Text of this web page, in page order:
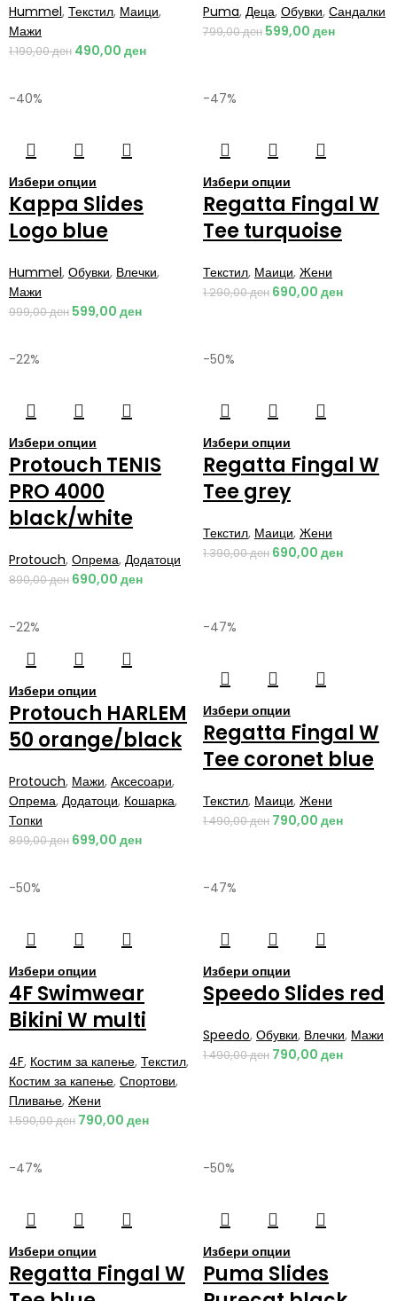
Hummel, Текстил, Маици,
Мажи
1.190,00ден 490,00 ден
Puma, Деца, Обувки, Сандалки
799,00ден 599,00 ден
-40%
Избери опции
Kappa Slides
Logo blue
Hummel, Обувки, Влечки,
Мажи
999,00ден 599,00 ден
-47%
Избери опции
Regatta Fingal W
Tee turquoise
Текстил, Маици, Жени
1.290,00ден 690,00 ден
-22%
Избери опции
Protouch TENIS
PRO 4000
black/white
Protouch, Опрема, Додатоци
890,00ден 690,00 ден
-50%
Избери опции
Regatta Fingal W
Tee grey
Текстил, Маици, Жени
1.390,00ден 690,00 ден
-22%
Избери опции
Protouch HARLEM
50 orange/black
Protouch, Мажи, Аксесоари,
Опрема, Додатоци, Кошарка,
Топки
899,00ден 699,00 ден
-47%
Избери опции
Regatta Fingal W
Tee coronet blue
Текстил, Маици, Жени
1.490,00ден 790,00 ден
-50%
Избери опции
4F Swimwear
Bikini W multi
4F, Костим за капење, Текстил,
Костим за капење, Спортови,
Пливање, Жени
1.590,00ден 790,00 ден
-47%
Избери опции
Speedo Slides red
Speedo, Обувки, Влечки, Мажи
1.490,00ден 790,00 ден
-47%
Избери опции
Regatta Fingal W
-50%
Избери опции
Puma Slides